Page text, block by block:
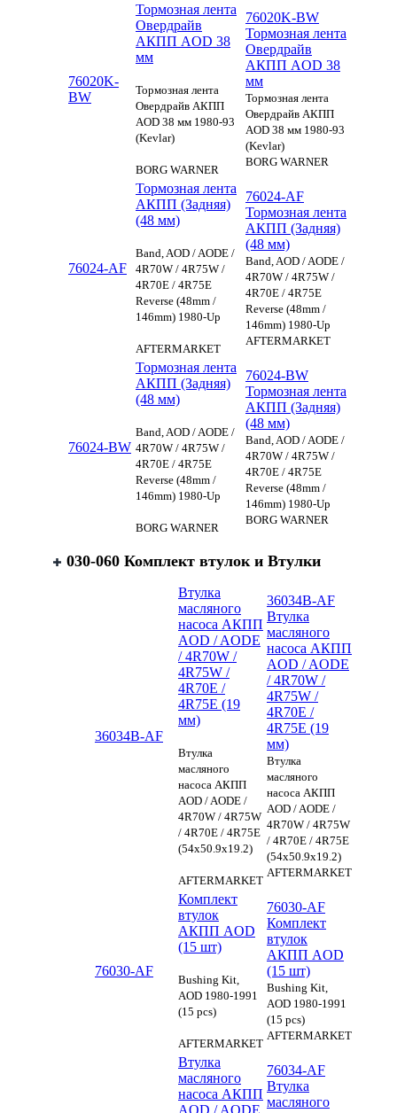
76020K-
BW
Тормозная лента
Овердрайв
АКПП AOD 38
мм
Тормозная лента
Овердрайв АКПП
AOD 38 мм 1980-93
(Kevlar)
BORG WARNER
76020K-BW
Тормозная лента
Овердрайв
АКПП AOD 38
мм
Тормозная лента
Овердрайв АКПП
AOD 38 мм 1980-93
(Kevlar)
BORG WARNER
76024-AF
Тормозная лента
АКПП (Задняя)
(48 мм)
Band, AOD / AODE /
4R70W / 4R75W /
4R70E / 4R75E
Reverse (48mm /
146mm) 1980-Up
AFTERMARKET
76024-AF
Тормозная лента
АКПП (Задняя)
(48 мм)
Band, AOD / AODE /
4R70W / 4R75W /
4R70E / 4R75E
Reverse (48mm /
146mm) 1980-Up
AFTERMARKET
76024-BW
Тормозная лента
АКПП (Задняя)
(48 мм)
Band, AOD / AODE /
4R70W / 4R75W /
4R70E / 4R75E
Reverse (48mm /
146mm) 1980-Up
BORG WARNER
76024-BW
Тормозная лента
АКПП (Задняя)
(48 мм)
Band, AOD / AODE /
4R70W / 4R75W /
4R70E / 4R75E
Reverse (48mm /
146mm) 1980-Up
BORG WARNER
030-060 Комплект втулок и Втулки
36034B-AF
Втулка
масляного
насоса АКПП
AOD / AODE
/ 4R70W /
4R75W /
4R70E /
4R75E (19
мм)
Втулка
масляного
насоса АКПП
AOD / AODE /
4R70W / 4R75W
/ 4R70E / 4R75E
(54x50.9x19.2)
AFTERMARKET
36034B-AF
Втулка
масляного
насоса АКПП
AOD / AODE
/ 4R70W /
4R75W /
4R70E /
4R75E (19
мм)
Втулка
масляного
насоса АКПП
AOD / AODE /
4R70W / 4R75W
/ 4R70E / 4R75E
(54x50.9x19.2)
AFTERMARKET
76030-AF
Комплект
втулок
АКПП AOD
(15 шт)
Bushing Kit,
AOD 1980-1991
(15 pcs)
AFTERMARKET
76030-AF
Комплект
втулок
АКПП AOD
(15 шт)
Bushing Kit,
AOD 1980-1991
(15 pcs)
AFTERMARKET
Втулка
масляного
насоса АКПП
AOD / AODE
76034-AF
Втулка
масляного